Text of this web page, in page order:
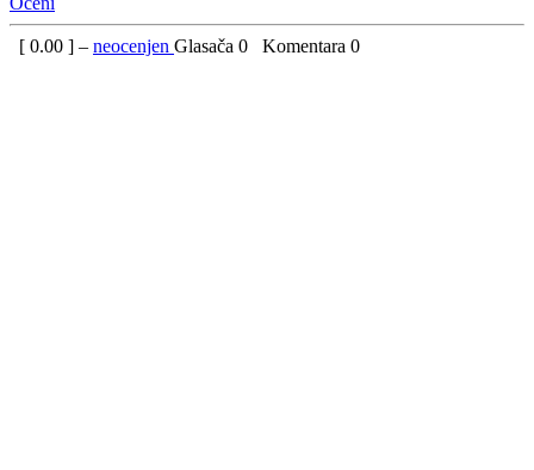
[ 0.00 ] – neocenjen Glasača 0 Komentara 0